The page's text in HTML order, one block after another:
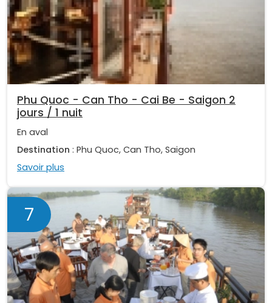
Phu Quoc - Can Tho - Cai Be - Saigon 2
jours / 1 nuit
En aval
Destination : Phu Quoc, Can Tho, Saigon
Savoir plus
7